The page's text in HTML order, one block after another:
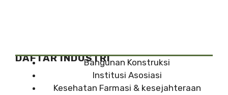
DAFTAR INDUSTRIBangunan Konstruksi
Institusi Asosiasi
Kesehatan Farmasi & kesejahteraan